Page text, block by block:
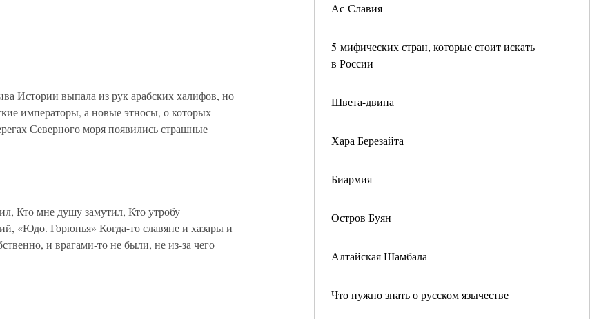
Ас-Славия
5 мифических стран, которые стоит искать
в России
Швета-двипа
Хара Березайта
Биармия
Остров Буян
Алтайская Шамбала
Что нужно знать о русском язычестве
Истории выпала из рук арабских халифов, но
императоры, а новые этносы, о которых
Северного моря появились страшные
Кто мне душу замутил, Кто утробу
«Юдо. Горюнья» Когда-то славяне и хазары и
и врагами-то не были, не из-за чего